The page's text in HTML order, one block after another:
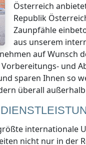
Österreich
Republik
Zaunpfähle
aus unserem
auf Wunsch
und
sparen Ihnen so
überall
internationale
nicht nur in der